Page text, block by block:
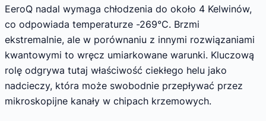
EeroQ nadal wymaga chłodzenia do około 4 Kelwinów,
co odpowiada temperaturze -269°C. Brzmi
ekstremalnie, ale w porównaniu z innymi rozwiązaniami
kwantowymi to wręcz umiarkowane warunki. Kluczową
rolę odgrywa tutaj właściwość ciekłego helu jako
nadcieczy, która może swobodnie przepływać przez
mikroskopijne kanały w chipach krzemowych.